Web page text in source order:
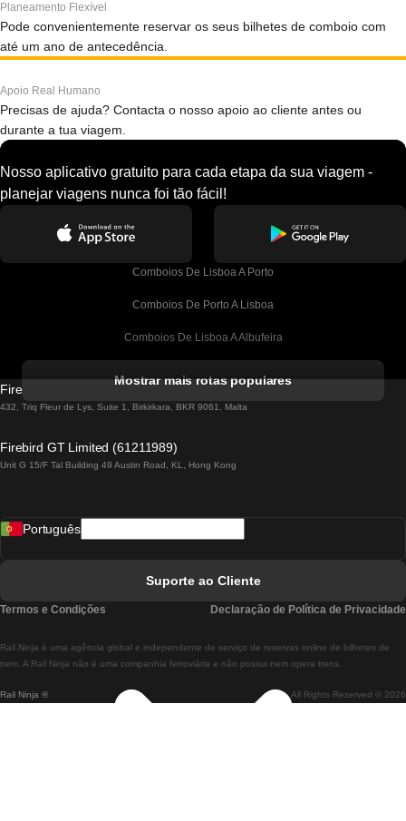
Planeamento Flexível
Pode convenientemente reservar os seus bilhetes de comboio com
até um ano de antecedência.
Apoio Real Humano
Precisas de ajuda? Contacta o nosso apoio ao cliente antes ou
durante a tua viagem.
Nosso aplicativo gratuito para cada etapa da sua viagem -
planejar viagens nunca foi tão fácil!
Comboios De Lisboa A Porto
Comboios De Porto A Lisboa
Comboios De Lisboa A Albufeira
Comboios De Lisboa A Lagos
Comboios De Lisboa A Madrid
Comboios De Lisboa A Braga
Comboios De Braga A Lisboa
Mostrar mais rotas populares
Firebird GT Limited (OC 1451)
432, Triq Fleur de Lys, Suite 1, Birkirkara, BKR 9061, Malta
Firebird GT Limited (61211989)
Unit G 15/F Tal Building 49 Austin Road, KL, Hong Kong
Rail Ninja ® All Rights Reserved © 2026
Rail.Ninja é uma agência global e independente de serviço de reservas online de bilhetes de
trem. A Rail Ninja não é uma companhia ferroviária e não possui nem opera trens.
Português
Suporte ao Cliente
Termos e Condições Declaração de Política de Privacidade